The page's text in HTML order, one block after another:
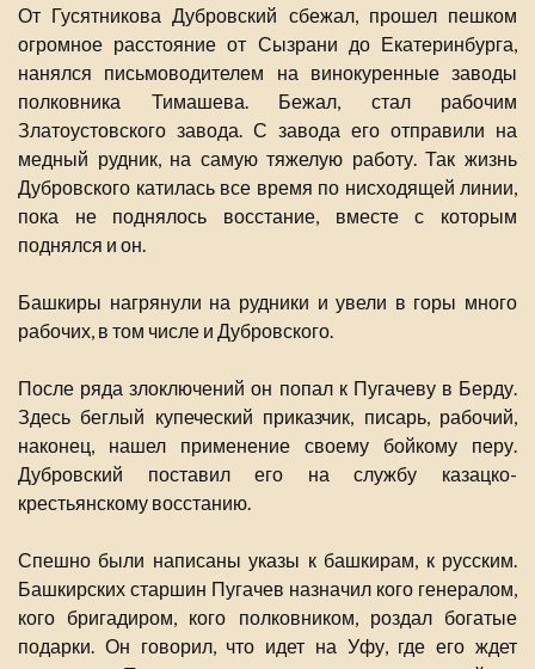
От Гусятникова Дубровский сбежал, прошел пешком
огромное расстояние от Сызрани до Екатеринбурга,
нанялся письмоводителем на винокуренные заводы
полковника Тимашева. Бежал, стал рабочим
Златоустовского завода. С завода его отправили на
медный рудник, на самую тяжелую работу. Так жизнь
Дубровского катилась все время по нисходящей линии,
пока не поднялось восстание, вместе с которым
поднялся и он.
Башкиры нагрянули на рудники и увели в горы много
рабочих, в том числе и Дубровского.
После ряда злоключений он попал к Пугачеву в Берду.
Здесь беглый купеческий приказчик, писарь, рабочий,
наконец, нашел применение своему бойкому перу.
Дубровский поставил его на службу казацко-
крестьянскому восстанию.
Спешно были написаны указы к башкирам, к русским.
Башкирских старшин Пугачев назначил кого генералом,
кого бригадиром, кого полковником, роздал богатые
подарки. Он говорил, что идет на Уфу, где его ждет